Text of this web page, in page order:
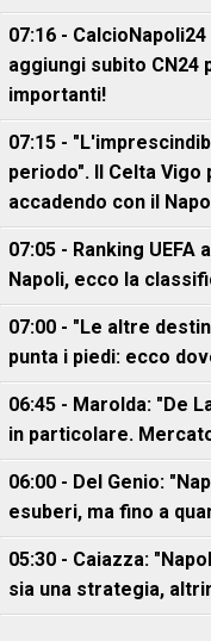
07:16 -
aggiungi subito
importanti!
07:15 -
periodo". Il Celta
accadendo con il
07:05 - Ranking
Napoli, ecco la
07:00 - "Le altre
punta i piedi: ecco
06:45 - Marolda: "De
in particolare.
06:00 - Del Genio:
esuberi, ma fino a
05:30 - Caiazza:
sia una strategia,